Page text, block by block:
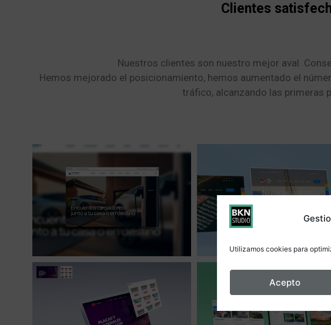
Utilizamos cookies para
Acepto
Clientes
Nuestros clientes son nuestro mejor aval.
Hemos mejorado el posicionamiento, hemos aumentado el
tráfico, alcanzando las primeras